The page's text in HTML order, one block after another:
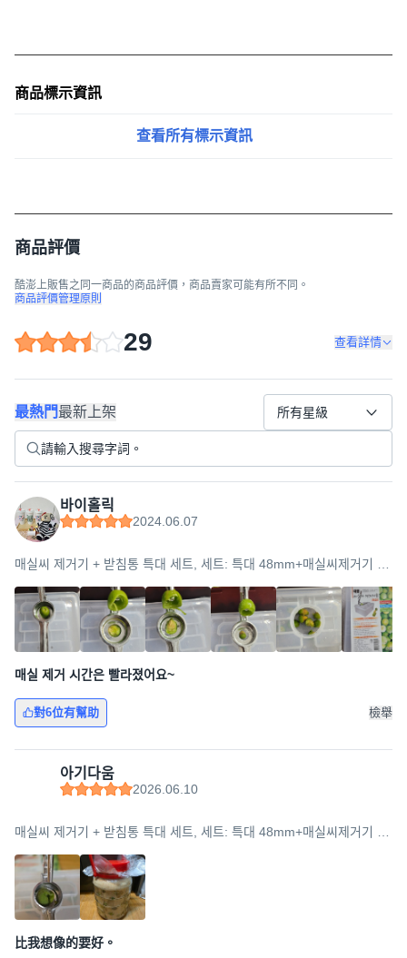
商品標示資訊
查看所有標示資訊
商品評價
酷澎上販售之同一商品的商品評價，商品賣家可能有所不同。
商品評價管理原則
29 查看詳情
最熱門最新上架 所有星級
바이홀릭
2024.06.07
매실씨 제거기 + 받침통 특대 세트, 세트: 특대 48mm+매실씨제거기 받
매실 제거 시간은 빨라졌어요~
對6位有幫助 檢舉
아기다움
2026.06.10
매실씨 제거기 + 받침통 특대 세트, 세트: 특대 48mm+매실씨제거기 받
比我想像的要好。